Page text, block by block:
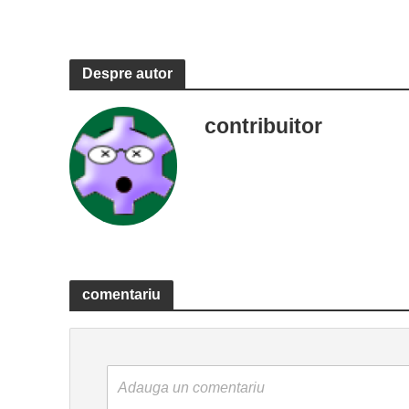
Despre autor
contribuitor
comentariu
Adauga un comentariu